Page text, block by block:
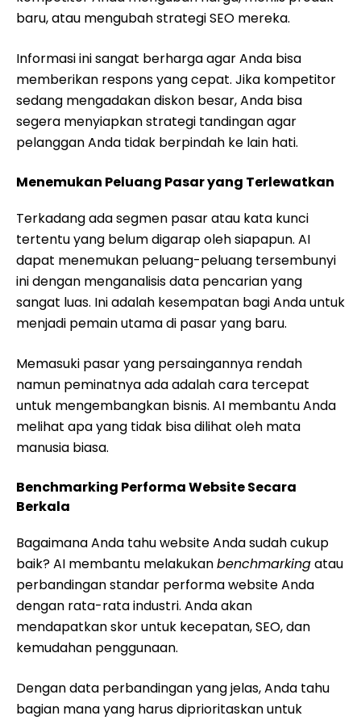
baru, atau mengubah strategi SEO mereka.
Informasi ini sangat berharga agar Anda bisa
memberikan respons yang cepat. Jika kompetitor
sedang mengadakan diskon besar, Anda bisa
segera menyiapkan strategi tandingan agar
pelanggan Anda tidak berpindah ke lain hati.
Menemukan Peluang Pasar yang Terlewatkan
Terkadang ada segmen pasar atau kata kunci
tertentu yang belum digarap oleh siapapun. AI
dapat menemukan peluang-peluang tersembunyi
ini dengan menganalisis data pencarian yang
sangat luas. Ini adalah kesempatan bagi Anda untuk
menjadi pemain utama di pasar yang baru.
Memasuki pasar yang persaingannya rendah
namun peminatnya ada adalah cara tercepat
untuk mengembangkan bisnis. AI membantu Anda
melihat apa yang tidak bisa dilihat oleh mata
manusia biasa.
Benchmarking Performa Website Secara
Berkala
Bagaimana Anda tahu website Anda sudah cukup
baik? AI membantu melakukanbenchmarkingatau
perbandingan standar performa website Anda
dengan rata-rata industri. Anda akan
mendapatkan skor untuk kecepatan, SEO, dan
kemudahan penggunaan.
Dengan data perbandingan yang jelas, Anda tahu
bagian mana yang harus diprioritaskan untuk